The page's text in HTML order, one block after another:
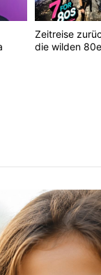
Zeitreise
die wilden